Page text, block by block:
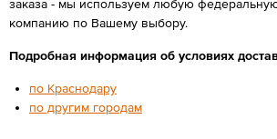
заказа - мы используем любую
компанию по Вашему выбору.
Подробная информация об условиях
по Краснодару
по другим городам